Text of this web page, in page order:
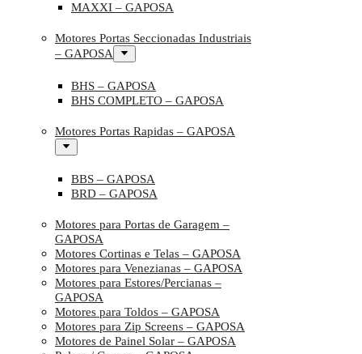
MAXXI – GAPOSA
Motores Portas Seccionadas Industriais
– GAPOSA
BHS – GAPOSA
BHS COMPLETO – GAPOSA
Motores Portas Rapidas – GAPOSA
BBS – GAPOSA
BRD – GAPOSA
Motores para Portas de Garagem –
GAPOSA
Motores Cortinas e Telas – GAPOSA
Motores para Venezianas – GAPOSA
Motores para Estores/Percianas –
GAPOSA
Motores para Toldos – GAPOSA
Motores para Zip Screens – GAPOSA
Motores de Painel Solar – GAPOSA